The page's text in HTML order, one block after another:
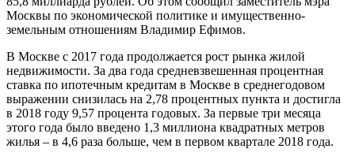
Москвы по экономической политике и имущественно-
земельным отношениям Владимир Ефимов.
В Москве с 2017 года продолжается рост рынка жилой
недвижимости. За два года средневзвешенная процентная
ставка по ипотечным кредитам в Москве в среднегодовом
выражении снизилась на 2,78 процентных пункта и достигла
в 2018 году 9,57 процента годовых. За первые три месяца
этого года было введено 1,3 миллиона квадратных метров
жилья – в 4,6 раза больше, чем в первом квартале 2018 года.